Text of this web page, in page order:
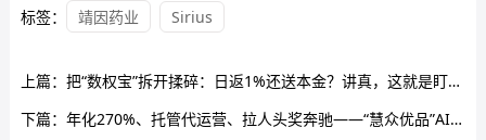
标签： 靖因药业 Sirius
上篇： 把“数权宝”拆开揉碎：日返1%还送本金？讲真，这就是盯着你钱包的杀猪盘
下篇： 年化270%、托管代运营、拉人头奖奔驰——“慧众优品”AI包装下的庞氏骗局正在疯狂吸金，你的钱根本没投过任何项目